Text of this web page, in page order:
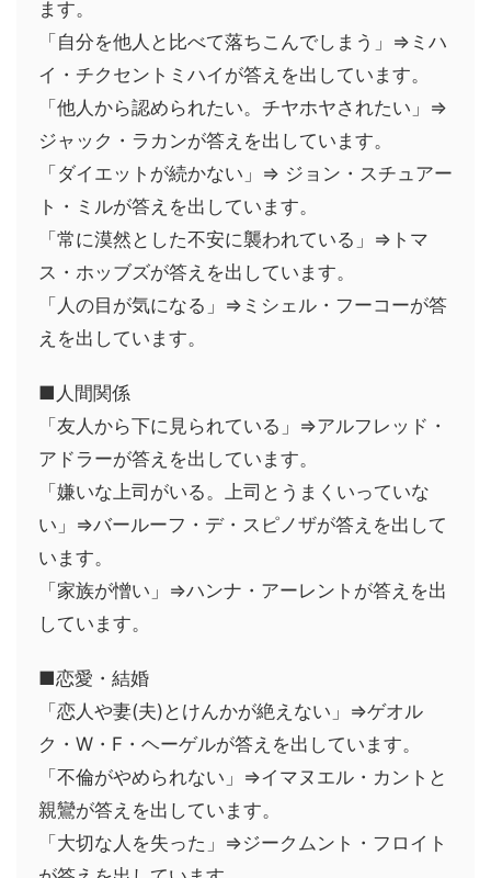
ます。
「自分を他人と比べて落ちこんでしまう」⇒ミハ
イ・チクセントミハイが答えを出しています。
「他人から認められたい。チヤホヤされたい」⇒
ジャック・ラカンが答えを出しています。
「ダイエットが続かない」⇒ ジョン・スチュアー
ト・ミルが答えを出しています。
「常に漠然とした不安に襲われている」⇒トマ
ス・ホッブズが答えを出しています。
「人の目が気になる」⇒ミシェル・フーコーが答
えを出しています。
■人間関係
「友人から下に見られている」⇒アルフレッド・
アドラーが答えを出しています。
「嫌いな上司がいる。上司とうまくいっていな
い」⇒バールーフ・デ・スピノザが答えを出して
います。
「家族が憎い」⇒ハンナ・アーレントが答えを出
しています。
■恋愛・結婚
「恋人や妻(夫)とけんかが絶えない」⇒ゲオル
ク・W・F・ヘーゲルが答えを出しています。
「不倫がやめられない」⇒イマヌエル・カントと
親鸞が答えを出しています。
「大切な人を失った」⇒ジークムント・フロイト